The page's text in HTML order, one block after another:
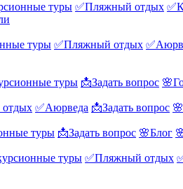
туры ✅Пляжный отдых
туры ✅Пляжный отдых
туры 📩Задать вопрос
✅Аюрведа 📩Задать вопрос
туры 📩Задать вопрос 🌸Блог
туры ✅Пляжный отдых